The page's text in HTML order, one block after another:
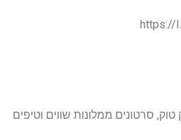
https://
סרטונים ממלונות שווים וטיפים